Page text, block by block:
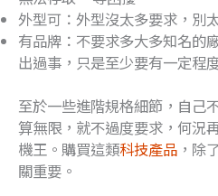
外型可：外型沒太多要求，別
有品牌：不要求多大多知名的
出過事，只是至少要有一定程
至於一些進階規格細節，自己
算無限，就不過度要求，何況
機王。購買這類科技產品 ，除
關重要。